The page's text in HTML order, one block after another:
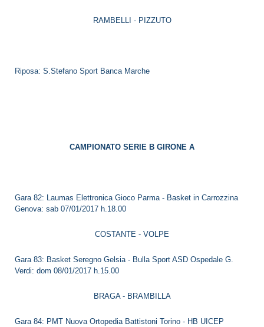
RAMBELLI - PIZZUTO
Riposa: S.Stefano Sport Banca Marche
CAMPIONATO SERIE B GIRONE A
Gara 82: Laumas Elettronica Gioco Parma - Basket in Carrozzina
Genova: sab 07/01/2017 h.18.00
COSTANTE - VOLPE
Gara 83: Basket Seregno Gelsia - Bulla Sport ASD Ospedale G.
Verdi: dom 08/01/2017 h.15.00
BRAGA - BRAMBILLA
Gara 84: PMT Nuova Ortopedia Battistoni Torino - HB UICEP